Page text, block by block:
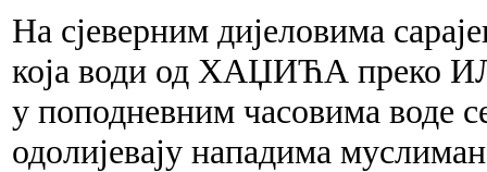
На сјеверним дијеловима
која води од ХАЏИЋА
у поподневним часовима воде
одолијевају нападима